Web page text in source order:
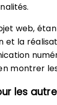
web,
et la
montrer
les